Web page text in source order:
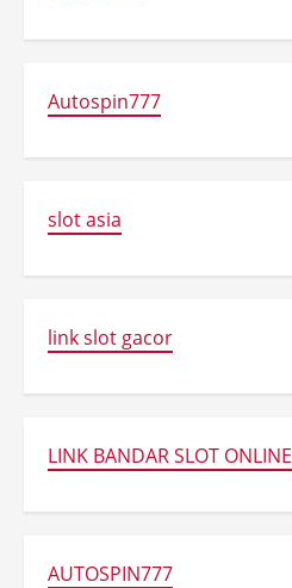
Autospin777
slot asia
link slot gacor
LINK BANDAR SLOT ONLINE
AUTOSPIN777